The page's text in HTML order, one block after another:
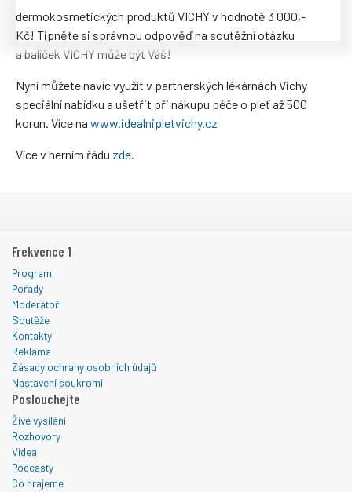
dermokosmetických produktů VICHY v hodnotě 3 000,-
Kč! Tipněte si správnou odpověď na soutěžní otázku
a balíček VICHY může být Váš!
Nyní můžete navíc využít v partnerských lékárnách Vichy
speciální nabídku a ušetřit při nákupu péče o pleť až 500
korun. Více na www.idealnipletvichy.cz
Více v herním řádu zde
Frekvence 1
Program
Pořady
Moderátoři
Soutěže
Kontakty
Reklama
Zásady ochrany osobních údajů
Nastavení soukromí
Poslouchejte
Živé vysílání
Rozhovory
Videa
Podcasty
Co hrajeme